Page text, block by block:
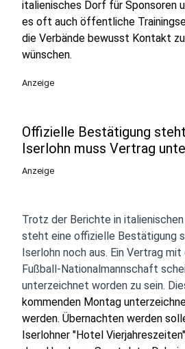
italienisches Dorf für Sponsoren
es oft auch öffentliche
die Verbände bewusst Kontakt
wünschen.
Anzeige
Offizielle Bestätigung
Iserlohn muss Vertrag
Anzeige
Trotz der Berichte in
steht eine offizielle Bestätigung
Iserlohn noch aus. Ein Vertrag
Fußball-Nationalmannschaft
unterzeichnet worden zu sein.
kommenden Montag
werden. Übernachten werden
Iserlohner "Hotel